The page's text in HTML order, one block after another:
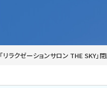
「リラクゼーションサロン THE SKY」